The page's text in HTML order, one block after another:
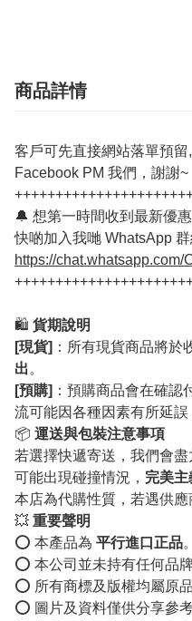
商品詳情
客戶可先直接網站落單預
Facebook PM 我們，謝謝~
🔔 想第一時間收到最新優惠
快啲加入我哋 WhatsApp
https://
🛍️ 貨期說明
[現貨] ：所有現貨商品將於
出。
[預購] ：預購商品會在確認
流可能因各種因素有所延誤
📦 運送與包裝注意事項
若選擇快遞寄送，我們會
可能出現碰撞情況， 完美
本店為代購性質，若遇供
💥 重要聲明
⭕️ 本產品為 平行進口正品。
⭕️ 本公司並未持有任何品牌
⭕️ 所有商標及版權均屬原
⭕️ 圖片及資料僅供分享參考